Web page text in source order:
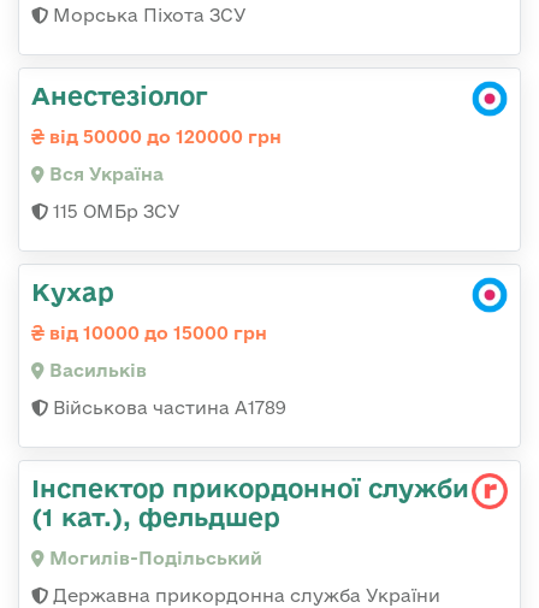
Морська Піхота ЗСУ
Анестезіолог
від 50000 до 120000 грн
Вся Україна
115 ОМБр ЗСУ
Кухар
від 10000 до 15000 грн
Васильків
Військова частина А1789
Інспектор прикордонної служби
(1 кат.), фельдшер
Могилів-Подільський
Державна прикордонна служба України